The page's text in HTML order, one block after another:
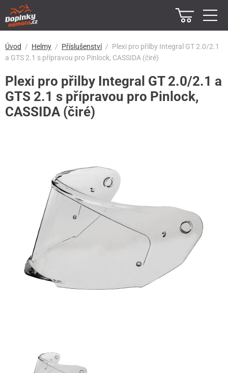
Úvod Helmy Příslušenství
Plexi pro přilby Integral GT 2.0/2.1
a GTS 2.1 s přípravou pro Pinlock, CASSIDA (čiré)
Plexi pro přilby Integral GT 2.0/2.1 a
GTS 2.1 s přípravou pro Pinlock,
CASSIDA (čiré)